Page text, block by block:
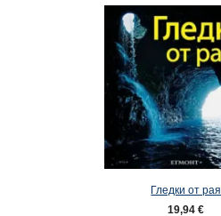
Гледки от рая
19,94 €